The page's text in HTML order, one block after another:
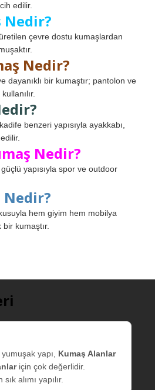
edilir.
Nedir?
çevre dostu kumaşlardan
Nedir?
dayanıklı bir kumaştır; pantolon ve
benzeri yapısıyla ayakkabı,
Nedir?
yapısıyla spor ve outdoor
Nedir?
hem giyim hem mobilya
kumaştır.
yapı, Kumaş Alanlar
için çok değerlidir.
alımı yapılır.